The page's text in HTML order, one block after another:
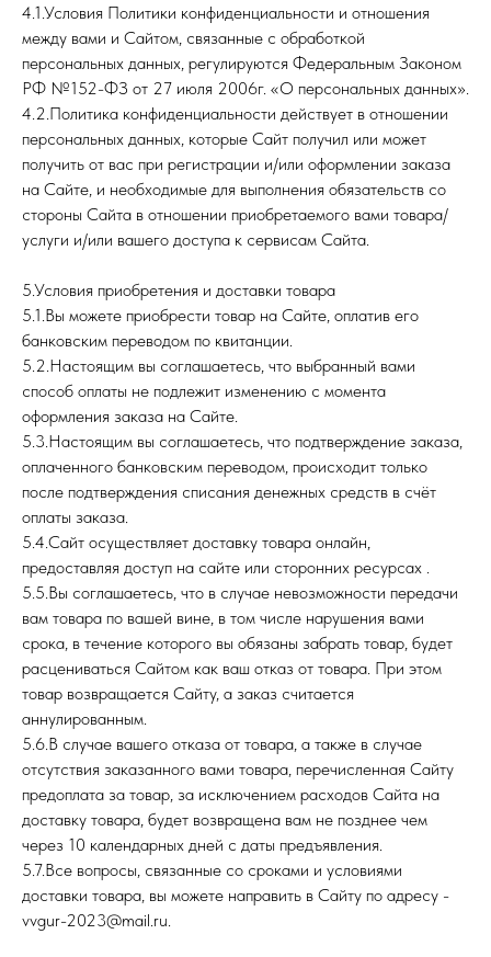
4.1.Условия Политики конфиденциальности и отношения
между вами и Сайтом, связанные с обработкой
персональных данных, регулируются Федеральным Законом
РФ №152-ФЗ от 27 июля 2006г. «О персональных данных».
4.2.Политика конфиденциальности действует в отношении
персональных данных, которые Сайт получил или может
получить от вас при регистрации и/или оформлении заказа
на Сайте, и необходимые для выполнения обязательств со
стороны Сайта в отношении приобретаемого вами товара/
услуги и/или вашего доступа к сервисам Сайта.
5.Условия приобретения и доставки товара
5.1.Вы можете приобрести товар на Сайте, оплатив его
банковским переводом по квитанции.
5.2.Настоящим вы соглашаетесь, что выбранный вами
способ оплаты не подлежит изменению с момента
оформления заказа на Сайте.
5.3.Настоящим вы соглашаетесь, что подтверждение заказа,
оплаченного банковским переводом, происходит только
после подтверждения списания денежных средств в счёт
оплаты заказа.
5.4.Сайт осуществляет доставку товара онлайн,
предоставляя доступ на сайте или сторонних ресурсах .
5.5.Вы соглашаетесь, что в случае невозможности передачи
вам товара по вашей вине, в том числе нарушения вами
срока, в течение которого вы обязаны забрать товар, будет
расцениваться Сайтом как ваш отказ от товара. При этом
товар возвращается Сайту, а заказ считается
аннулированным.
5.6.В случае вашего отказа от товара, а также в случае
отсутствия заказанного вами товара, перечисленная Сайту
предоплата за товар, за исключением расходов Сайта на
доставку товара, будет возвращена вам не позднее чем
через 10 календарных дней с даты предъявления.
5.7.Все вопросы, связанные со сроками и условиями
доставки товара, вы можете направить в Сайту по адресу -
vvgur-2023@mail.ru.